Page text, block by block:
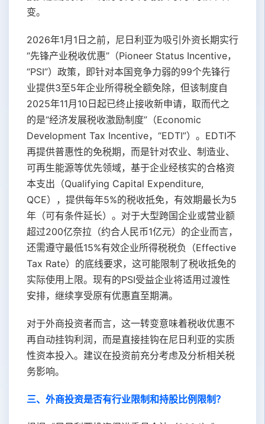
变。
2026年1月1日之前，尼日利亚为吸引外资长期实行
“先锋产业税收优惠”（Pioneer Status Incentive，
“PSI”）政策，即针对本国竞争力弱的99个先锋行
业提供3至5年企业所得税全额免除，但该制度自
2025年11月10日起已终止接收新申请，取而代之
的是“经济发展税收激励制度”（Economic
Development Tax Incentive，“EDTI”）。EDTI不
再提供普惠性的免税期，而是针对农业、制造业、
可再生能源等优先领域，基于企业经核实的合格资
本支出（Qualifying Capital Expenditure,
QCE），提供每年5%的税收抵免，有效期最长为5
年（可有条件延长）。对于大型跨国企业或营业额
超过200亿奈拉（约合人民币1亿元）的企业而言，
还需遵守最低15%有效企业所得税税负（Effective
Tax Rate）的底线要求，这可能限制了税收抵免的
实际使用上限。现有的PSI受益企业将适用过渡性
安排，继续享受原有优惠直至期满。
对于外商投资者而言，这一转变意味着税收优惠不
再自动挂钩利润，而是直接挂钩在尼日利亚的实质
性资本投入。建议在投资前充分考虑及分析相关税
务影响。
三、外商投资是否有行业限制和持股比例限制？